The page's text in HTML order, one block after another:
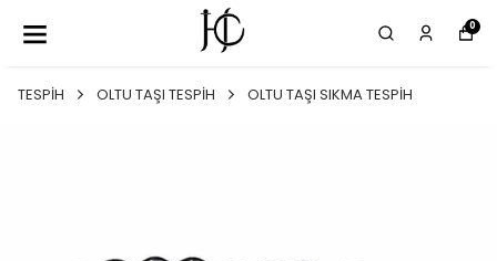
0
TESPİH OLTU TAŞI TESPİH OLTU TAŞI SIKMA TESPİH